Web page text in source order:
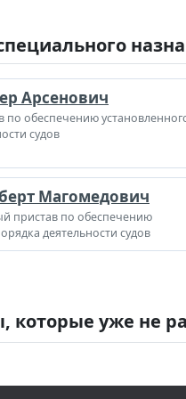
Арсенович
по обеспечению
судов
Магомедович
пристав по обеспечению
деятельности судов
которые уже не